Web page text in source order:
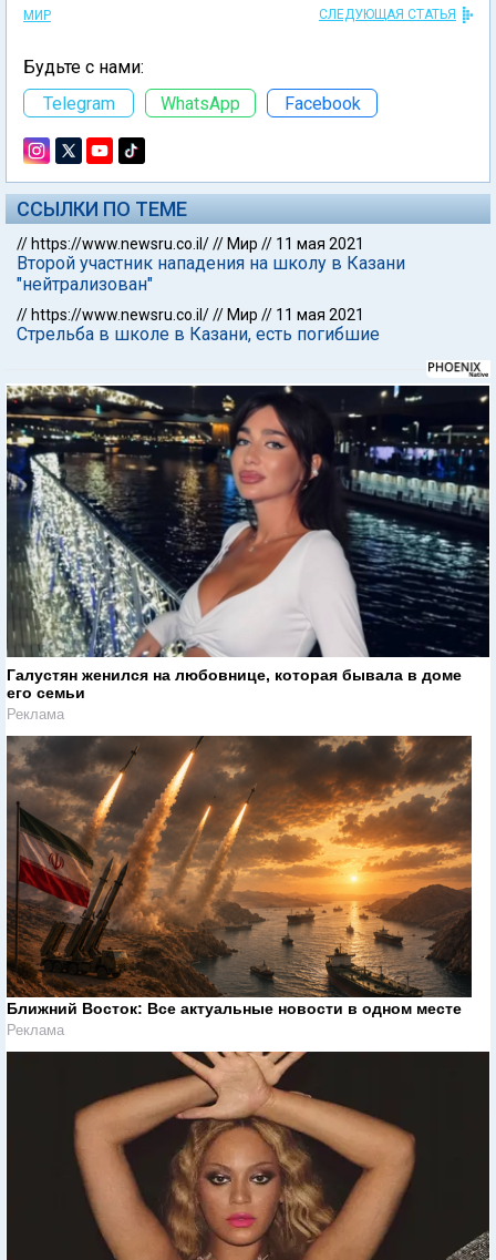
МИР СЛЕДУЮЩАЯ СТАТЬЯ
Будьте с нами:
Telegram
WhatsApp Facebook
ССЫЛКИ ПО ТЕМЕ
// https://www.newsru.co.il/// Мир // 11 мая 2021
Второй участник нападения на школу в Казани
"нейтрализован"
// https://www.newsru.co.il/// Мир // 11 мая 2021
Стрельба в школе в Казани, есть погибшие
Галустян женился на любовнице, которая бывала в доме
его семьи
Реклама
Ближний Восток: Все актуальные новости в одном месте
Реклама